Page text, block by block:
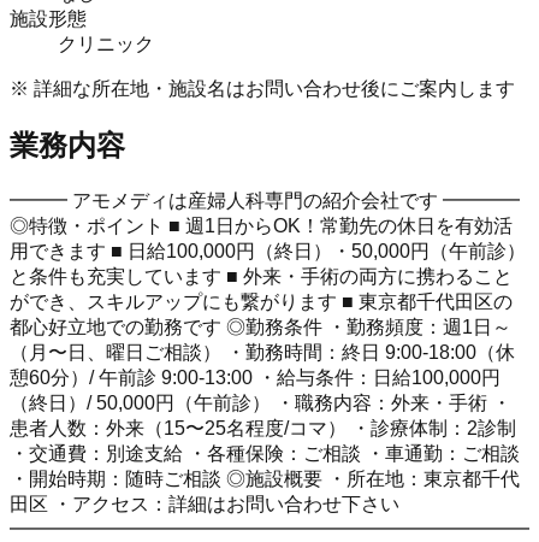
施設形態
クリニック
※ 詳細な所在地・施設名はお問い合わせ後にご案内します
業務内容
━━━ アモメディは産婦人科専門の紹介会社です ━━━━
◎特徴・ポイント ■ 週1日からOK！常勤先の休日を有効活
用できます ■ 日給100,000円（終日）・50,000円（午前診）
と条件も充実しています ■ 外来・手術の両方に携わること
ができ、スキルアップにも繋がります ■ 東京都千代田区の
都心好立地での勤務です ◎勤務条件 ・勤務頻度：週1日～
（月〜日、曜日ご相談） ・勤務時間：終日 9:00-18:00（休
憩60分）/ 午前診 9:00-13:00 ・給与条件：日給100,000円
（終日）/ 50,000円（午前診） ・職務内容：外来・手術 ・
患者人数：外来（15〜25名程度/コマ） ・診療体制：2診制
・交通費：別途支給 ・各種保険：ご相談 ・車通勤：ご相談
・開始時期：随時ご相談 ◎施設概要 ・所在地：東京都千代
田区 ・アクセス：詳細はお問い合わせ下さい
━━━━━━━━━━━━━━━━━━━━━━━━━━━